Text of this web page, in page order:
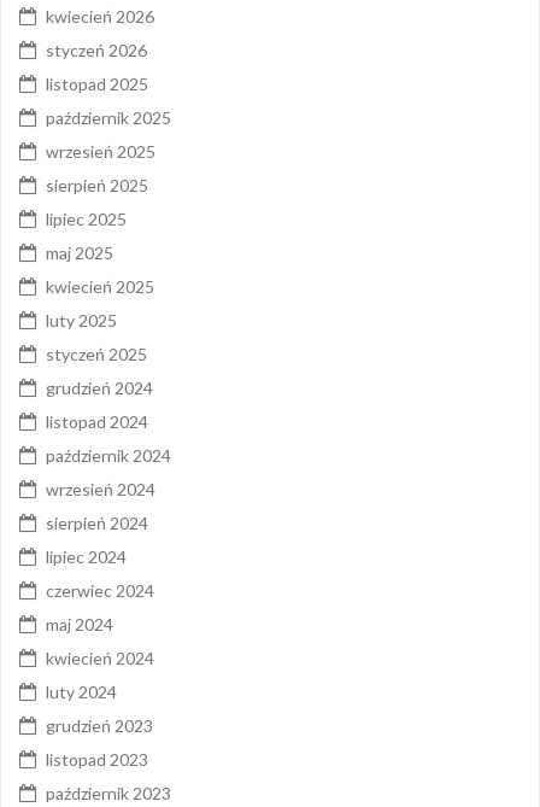
kwiecień 2026
styczeń 2026
listopad 2025
październik 2025
wrzesień 2025
sierpień 2025
lipiec 2025
maj 2025
kwiecień 2025
luty 2025
styczeń 2025
grudzień 2024
listopad 2024
październik 2024
wrzesień 2024
sierpień 2024
lipiec 2024
czerwiec 2024
maj 2024
kwiecień 2024
luty 2024
grudzień 2023
listopad 2023
październik 2023